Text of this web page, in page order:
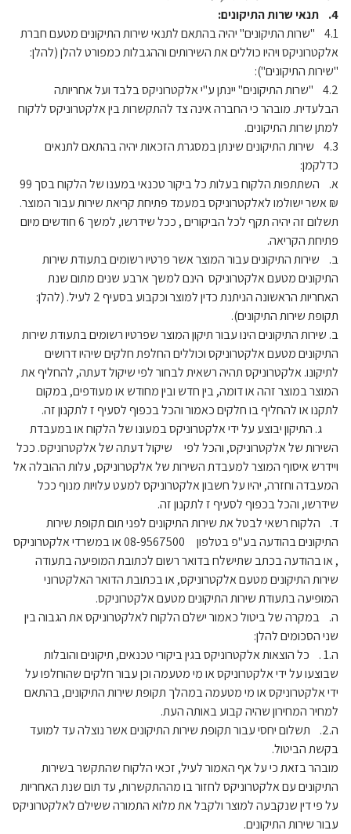
4. תנאי שרות התיקונים:
4.1 "שרות התיקונים" יהיה בהתאם לתנאי שירות התיקונים מטעם חברת
אלקטרוניקס ויהיו כוללים את השירותים וההגבלות כמפורט להלן (להלן:
"שירות התיקונים"):
4.2 "שרות התיקונים" יינתן ע"י אלקטרוניקס בלבד ועל אחריותה
הבלעדית. מובהר כי החברה אינה צד להתקשרות בין אלקטרוניקס ללקוח
למתן שרות התיקונים.
4.3 שירות התיקונים שינתן במסגרת הזכאות יהיה בהתאם לתנאים
כדלקמן:
א. השתתפות הלקוח בעלות כל ביקור טכנאי במענו של הלקוח בסך 99
₪ אשר ישולמו לאלקטרוניקס במעמד פתיחת קריאת שירות עבור המוצר.
תשלום זה יהיה תקף לכל הביקורים , ככל שידרשו, למשך 6 חודשים מיום
פתיחת הקריאה.
ב. שירות התיקונים עבור המוצר אשר פרטיו רשומים בתעודת שירות
התיקונים מטעם אלקטרוניקס הינם למשך ארבע שנים מתום שנת
האחריות הראשונה הניתנת כדין למוצר וכקבוע בסעיף 2 לעיל. (להלן:
תקופת שירות התיקונים).
ב. שירות התיקונים הינו עבור תיקון המוצר שפרטיו רשומים בתעודת שירות
התיקונים מטעם אלקטרוניקס וכוללים החלפת חלקים שיהיו דרושים
לתיקונו. אלקטרוניקס תהיה רשאית לבחור לפי שיקול דעתה, להחליף את
המוצר במוצר זהה או דומה, בין חדש ובין מחודש או מעודפים, במקום
לתקנו או להחליף בו חלקים כאמור והכל בכפוף לסעיף ז לתקנון זה.
ג. התיקון יבוצע על ידי אלקטרוניקס במעונו של הלקוח או במעבדת
השירות של אלקטרוניקס, והכל לפי שיקול דעתה של אלקטרוניקס. ככל
ויידרש איסוף המוצר למעבדת השירות של אלקטרוניקס, עלות ההובלה אל
המעבדה וחזרה, יהיו על חשבון אלקטרוניקס למעט עלויות מנוף ככל
שידרשו, והכל בכפוף לסעיף ז לתקנון זה.
ד. הלקוח רשאי לבטל את שירות התיקונים לפני תום תקופת שירות
התיקונים בהודעה בע"פ בטלפון 08-9567500 או במשרדי אלקטרוניקס
, או בהודעה בכתב שתישלח בדואר רשום לכתובת המופיעה בתעודה
שירות התיקונים מטעם אלקטרוניקס, או בכתובת הדואר האלקטרוני
המופיעה בתעודת שירות התיקונים מטעם אלקטרוניקס.
ה. במקרה של ביטול כאמור ישלם הלקוח לאלקטרוניקס את הגבוה בין
שני הסכומים להלן:
ה.1 . כל הוצאות אלקטרוניקס בגין ביקורי טכנאים, תיקונים והובלות
שבוצעו על ידי אלקטרוניקס או מי מטעמה וכן עבור חלקים שהוחלפו על
ידי אלקטרוניקס או מי מטעמה במהלך תקופת שירות התיקונים, בהתאם
למחיר המחירון שהיה קבוע באותה העת.
ה.2. תשלום יחסי עבור תקופת שירות התיקונים אשר נוצלה עד למועד
בקשת הביטול.
מובהר בזאת כי על אף האמור לעיל, זכאי הלקוח שהתקשר בשירות
התיקונים עם אלקטרוניקס לחזור בו מההתקשרות, עד תום שנת האחריות
על פי דין שנקבעה למוצר ולקבל את מלוא התמורה ששילם לאלקטרוניקס
עבור שירות התיקונים.